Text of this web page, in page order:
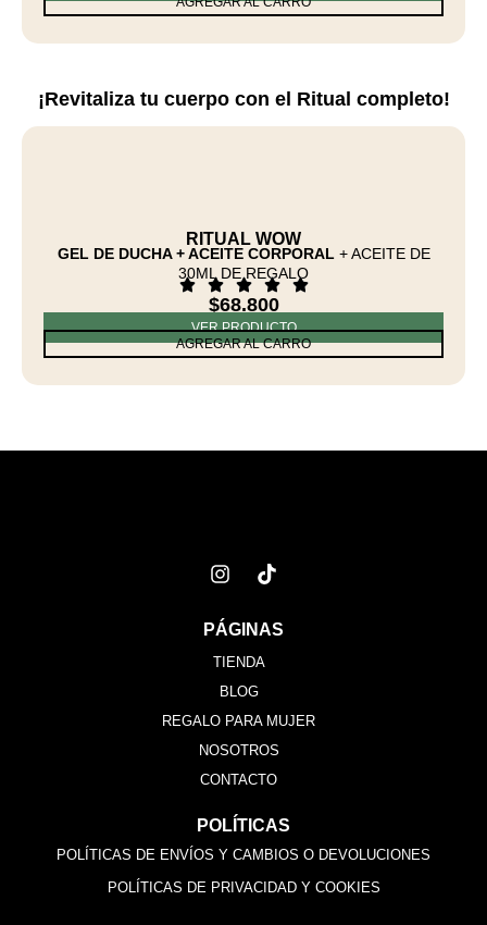
¡Revitaliza tu cuerpo con el Ritual completo!
RITUAL WOW
GEL DE DUCHA + ACEITE CORPORAL + ACEITE DE
30ML DE REGALO
$68.800
VER PRODUCTO
AGREGAR AL CARRO
PÁGINAS
TIENDA
BLOG
REGALO PARA MUJER
NOSOTROS
CONTACTO
POLÍTICAS
POLÍTICAS DE ENVÍOS Y CAMBIOS O DEVOLUCIONES
POLÍTICAS DE PRIVACIDAD Y COOKIES